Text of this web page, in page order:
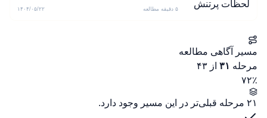
۵ دقیقه مطالعه ۱۴۰۴/۰۵/۲۲
مسیر آگاهی مطالعه
مرحله ۳۱ از ۴۳
۷۲٪
۲۱ مرحله قبلی‌تر در این مسیر وجود دارد.